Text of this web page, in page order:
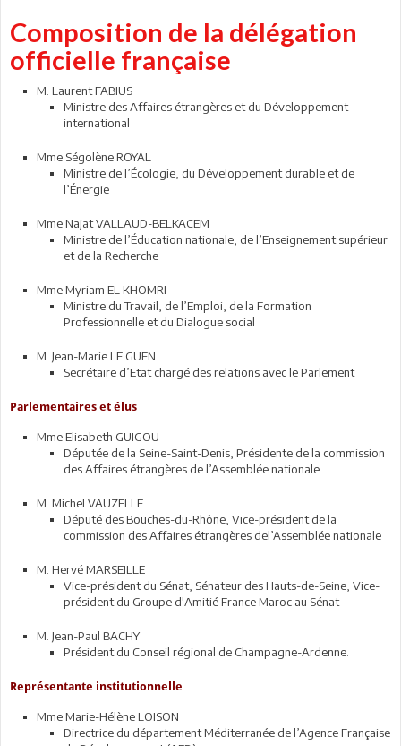
Composition de la délégation
officielle française
M. Laurent FABIUS
Ministre des Affaires étrangères et du Développement
international
Mme Ségolène ROYAL
Ministre de l’Écologie, du Développement durable et de
l’Énergie
Mme Najat VALLAUD-BELKACEM
Ministre de l’Éducation nationale, de l’Enseignement supérieur
et de la Recherche
Mme Myriam EL KHOMRI
Ministre du Travail, de l’Emploi, de la Formation
Professionnelle et du Dialogue social
M. Jean-Marie LE GUEN
Secrétaire d’Etat chargé des relations avec le Parlement
Parlementaires et élus
Mme Elisabeth GUIGOU
Députée de la Seine-Saint-Denis, Présidente de la commission
des Affaires étrangères de l’Assemblée nationale
M. Michel VAUZELLE
Député des Bouches-du-Rhône, Vice-président de la
commission des Affaires étrangères del’Assemblée nationale
M. Hervé MARSEILLE
Vice-président du Sénat, Sénateur des Hauts-de-Seine, Vice-
président du Groupe d'Amitié France Maroc au Sénat
M. Jean-Paul BACHY
Président du Conseil régional de Champagne-Ardenne.
Représentante institutionnelle
Mme Marie-Hélène LOISON
Directrice du département Méditerranée de l’Agence Française